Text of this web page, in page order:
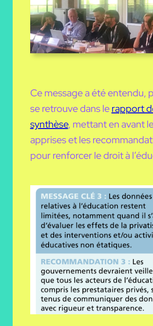
Ce message a été entendu,
se retrouve dans lerapport
synthèse, mettant en avant
apprises et les
pour renforcer le droit à